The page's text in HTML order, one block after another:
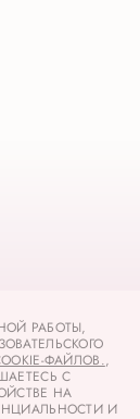
РАБОТЫ,
ФАЙЛОВ.,
С
НА
И